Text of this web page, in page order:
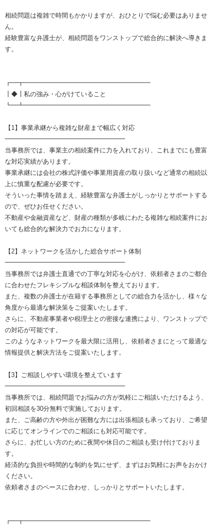
相続問題は複雑で時間もかかりますが、おひとりで悩む必要はありませ
ん。
経験豊富な弁護士が、相続問題をワンストップで総合的に解決へ導きま
す。
┏━┳━━━━━━━━━━━━━━━━━━━━
┃◆┃私の強み・心がけていること
┗━┻━━━━━━━━━━━━━━━━━━━━
【1】事業承継から複雑な財産まで幅広く対応
━━━━━━━━━━━━━━━━━━━
当事務所では、事業主の相続案件に力を入れており、これまでにも豊富
な対応実績があります。
事業承継には会社の株式評価や事業用資産の取り扱いなど通常の相続以
上に慎重な配慮が必要です。
そういった事情を踏まえ、経験豊富な弁護士がしっかりとサポートする
ので、ぜひお任せください。
不動産や金融資産など、財産の種類が多岐にわたる複雑な相続案件にお
いても総合的な解決力でお力になります。
【2】ネットワークを活かした総合サポート体制
━━━━━━━━━━━━━━━━━━━
当事務所では弁護士直通での丁寧な対応を心がけ、依頼者さまのご都合
に合わせたフレキシブルな相談体制を整えております。
また、複数の弁護士が在籍する事務所としての総合力を活かし、様々な
角度から最適な解決策をご提案いたします。
さらに、不動産事業者や税理士との密接な連携により、ワンストップで
の対応が可能です。
このようなネットワークを最大限に活用し、依頼者さまにとって最適な
情報提供と解決方法をご提案いたします。
【3】ご相談しやすい環境を整えています
━━━━━━━━━━━━━━━━━━━
当事務所では、相続問題でお悩みの方が気軽にご相談いただけるよう、
初回相談を30分無料で実施しております。
また、ご高齢の方や外出が困難な方には出張相談も承っており、ご希望
に応じてオンラインでのご相談にも対応可能です。
さらに、お忙しい方のために夜間や休日のご相談も受け付けておりま
す。
経済的な負担や時間的な制約を気にせず、まずはお気軽にお声をおかけ
ください。
依頼者さまのペースに合わせ、しっかりとサポートいたします。
┏━┳━━━━━━━━━━━━━━━━━━━━